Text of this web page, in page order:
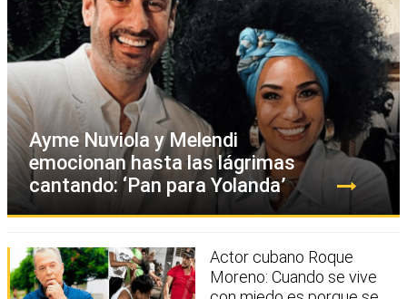
Ayme Nuviola y Melendi
emocionan hasta las lágrimas
cantando: ‘Pan para Yolanda’
Actor cubano Roque
Moreno: Cuando se vive